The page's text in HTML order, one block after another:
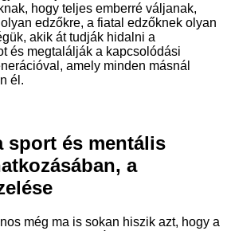
hogy teljes emberré váljanak,
edzőkre, a fiatal edzőknek olyan
akik át tudják hidalni a
és megtalálják a kapcsolódási
amely minden másnál
él.
sport és mentális
a
még ma is sokan hiszik azt, hogy a